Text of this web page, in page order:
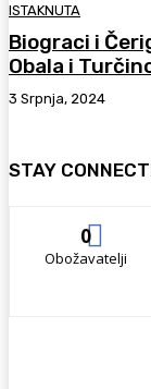
ISTAKNUTA
Biograci i
Obala i
3 Srpnja, 2024
STAY
0
Obožavatelji